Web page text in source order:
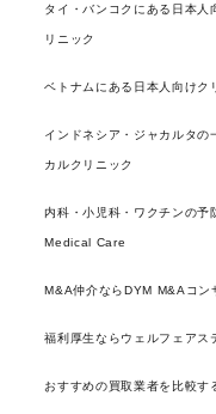
タイ・バンコクにある日本人
リニック
ベトナムにある日本人向けク
インドネシア・ジャカルタの
カルクリニック
内科・小児科・ワクチンの
Medical Care
M&A仲介ならDYM M&Aコン
福利厚生ならウェルフェアス
おすすめの買取業者を比較す